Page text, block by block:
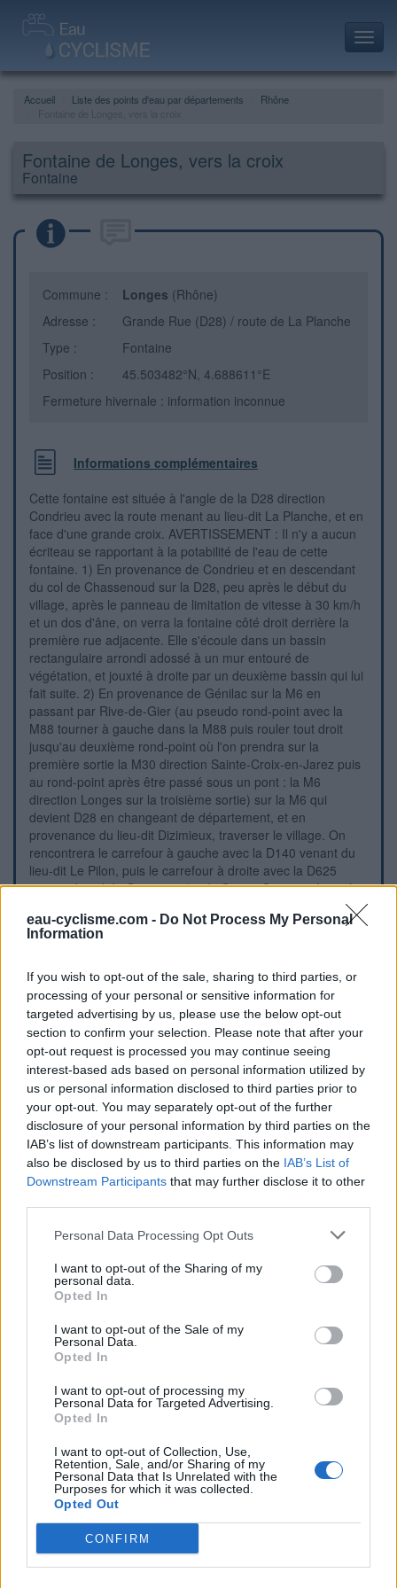
eau-cyclisme.com - Do Not Process My Personal
Information
If you wish to opt-out of the sale, sharing to third parties, or
processing of your personal or sensitive information for
targeted advertising by us, please use the below opt-out
section to confirm your selection. Please note that after your
opt-out request is processed you may continue seeing
interest-based ads based on personal information utilized by
us or personal information disclosed to third parties prior to
your opt-out. You may separately opt-out of the further
disclosure of your personal information by third parties on the
IAB’s list of downstream participants. This information may
also be disclosed by us to third parties on the IAB’s List of
Downstream Participants that may further disclose it to other
Personal Data Processing Opt Outs
I want to opt-out of the Sharing of my
personal data.
Opted In
I want to opt-out of the Sale of my
Personal Data.
Opted In
I want to opt-out of processing my
Personal Data for Targeted Advertising.
Opted In
I want to opt-out of Collection, Use,
Retention, Sale, and/or Sharing of my
Personal Data that Is Unrelated with the
Purposes for which it was collected.
Opted Out
CONFIRM
Accueil Liste des points d'eau par départements
Rhône
Fontaine de Longes, vers la croix
Fontaine
Commune : Longes (Rhône)
Adresse :
Grande Rue (D28) / route de La Planche
Type :
Fontaine
Position :
45.503482°N, 4.688611°E
Fermeture hivernale : information inconnue
Informations complémentaires
Cette fontaine est située à l'angle de la D28 direction
Condrieu avec la route menant au lieu-dit La Planche, et en
face d'une grande croix. AVERTISSEMENT : Il n'y a aucun
écriteau se rapportant à la potabilité de l'eau de cette
fontaine. 1) En provenance de Condrieu et en descendant
du col de Chassenoud sur la D28, peu après le début du
village, après le panneau de limitation de vitesse à 30 km/h
et un dos d'âne, on verra la fontaine côté droit derrière la
première rue adjacente. Elle s'écoule dans un bassin
rectangulaire arrondi adossé à un mur entouré de
végétation, et jouxté à droite par un deuxième bassin qui lui
fait suite. 2) En provenance de Génilac sur la M6 en
passant par Rive-de-Gier (au pseudo rond-point avec la
M88 tourner à gauche dans la M88 puis rouler tout droit
jusqu'au deuxième rond-point où l'on prendra sur la
première sortie la M30 direction Sainte-Croix-en-Jarez puis
au rond-point après être passé sous un pont : la M6
direction Longes sur la troisième sortie) sur la M6 qui
devient D28 en changeant de département, et en
provenance du lieu-dit Dizimieux, traverser le village. On
rencontrera le carrefour à gauche avec la D140 venant du
lieu-dit Le Pilon, puis le carrefour à droite avec la D625
venant du col de Grenouze (et de Sainte-Croix-en-Jarez à
partir de la M78). Plus loin, en continuant à monter au début
de cette ascension en direction du col de Chassenoud, on
verra côté gauche derrière une rue adjacente une grande
fontaine dans l'angle que l'on ne voit pas en avance mais
seulement quand on est arrivé à côté.
Repères visuels